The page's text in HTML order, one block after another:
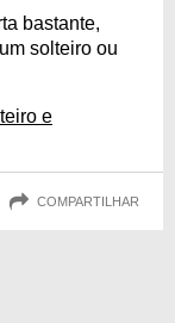
bastante,
solteiro ou
e
COMPARTILHAR